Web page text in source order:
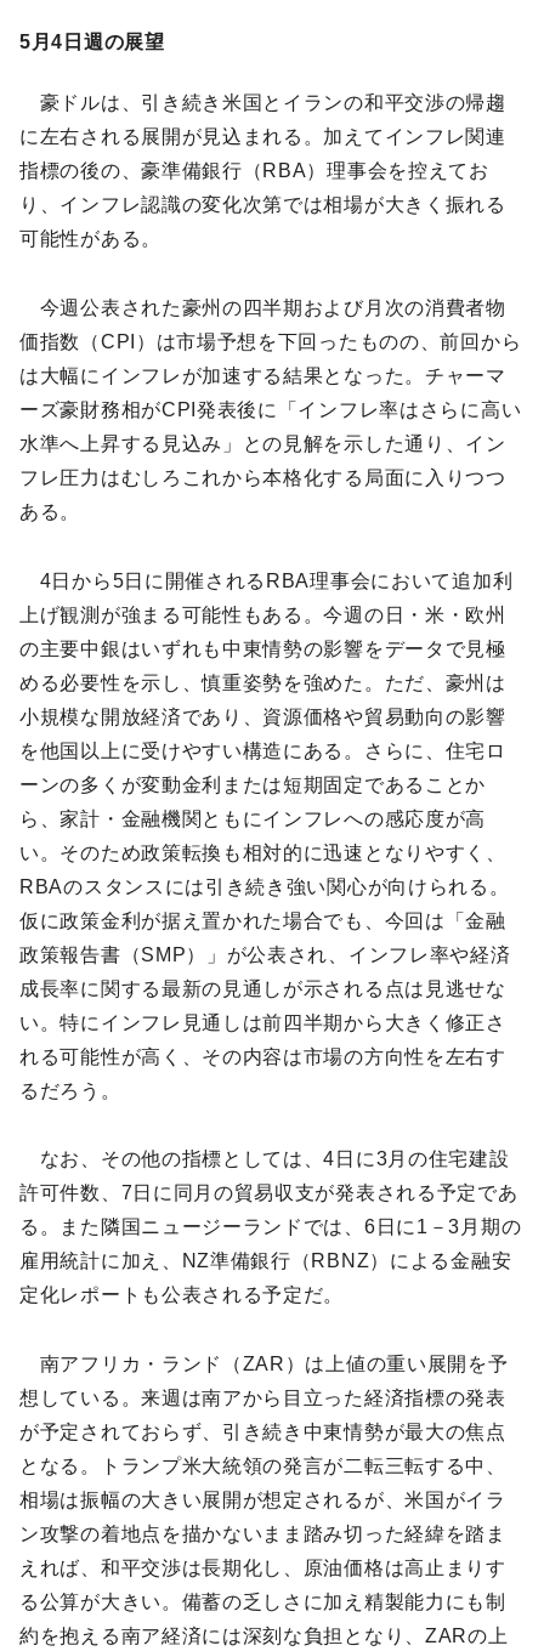
5月4日週の展望
豪ドルは、引き続き米国とイランの和平交渉の帰趨
に左右される展開が見込まれる。加えてインフレ関連
指標の後の、豪準備銀行（RBA）理事会を控えてお
り、インフレ認識の変化次第では相場が大きく振れる
可能性がある。
今週公表された豪州の四半期および月次の消費者物
価指数（CPI）は市場予想を下回ったものの、前回から
は大幅にインフレが加速する結果となった。チャーマ
ーズ豪財務相がCPI発表後に「インフレ率はさらに高い
水準へ上昇する見込み」との見解を示した通り、イン
フレ圧力はむしろこれから本格化する局面に入りつつ
ある。
4日から5日に開催されるRBA理事会において追加利
上げ観測が強まる可能性もある。今週の日・米・欧州
の主要中銀はいずれも中東情勢の影響をデータで見極
める必要性を示し、慎重姿勢を強めた。ただ、豪州は
小規模な開放経済であり、資源価格や貿易動向の影響
を他国以上に受けやすい構造にある。さらに、住宅ロ
ーンの多くが変動金利または短期固定であることか
ら、家計・金融機関ともにインフレへの感応度が高
い。そのため政策転換も相対的に迅速となりやすく、
RBAのスタンスには引き続き強い関心が向けられる。
仮に政策金利が据え置かれた場合でも、今回は「金融
政策報告書（SMP）」が公表され、インフレ率や経済
成長率に関する最新の見通しが示される点は見逃せな
い。特にインフレ見通しは前四半期から大きく修正さ
れる可能性が高く、その内容は市場の方向性を左右す
るだろう。
なお、その他の指標としては、4日に3月の住宅建設
許可件数、7日に同月の貿易収支が発表される予定であ
る。また隣国ニュージーランドでは、6日に1－3月期の
雇用統計に加え、NZ準備銀行（RBNZ）による金融安
定化レポートも公表される予定だ。
南アフリカ・ランド（ZAR）は上値の重い展開を予
想している。来週は南アから目立った経済指標の発表
が予定されておらず、引き続き中東情勢が最大の焦点
となる。トランプ米大統領の発言が二転三転する中、
相場は振幅の大きい展開が想定されるが、米国がイラ
ン攻撃の着地点を描かないまま踏み切った経緯を踏ま
えれば、和平交渉は長期化し、原油価格は高止まりす
る公算が大きい。備蓄の乏しさに加え精製能力にも制
約を抱える南ア経済には深刻な負担となり、ZARの上